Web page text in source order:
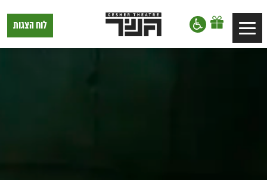
דלג לסרגל הניווט
דלג לתוכן
Toggle
navigation
תיאטרון
גשר,
לוח הצגות